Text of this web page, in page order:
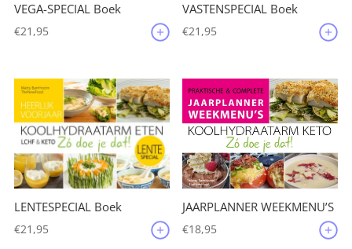
VEGA-SPECIAL Boek
€21,95
VASTENSPECIAL Boek
€21,95
LENTESPECIAL Boek
€21,95
JAARPLANNER WEEKMENU’S
€18,95